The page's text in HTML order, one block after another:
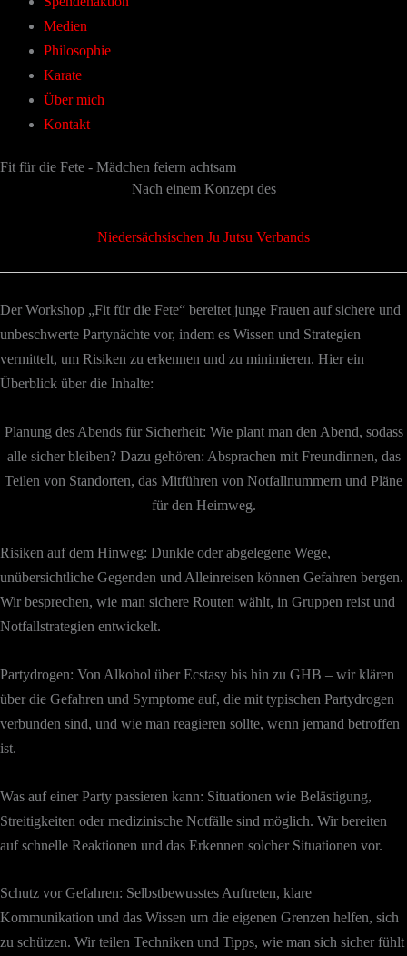
Medien
Philosophie
Karate
Über mich
Kontakt
Fit für die Fete - Mädchen feiern achtsam
Nach einem Konzept des
Niedersächsischen Ju Jutsu Verbands
Der Workshop „Fit für die Fete“ bereitet junge Frauen auf sichere und
unbeschwerte Partynächte vor, indem es Wissen und Strategien
vermittelt, um Risiken zu erkennen und zu minimieren. Hier ein
Überblick über die Inhalte:
Planung des Abends für Sicherheit: Wie plant man den Abend, sodass
alle sicher bleiben? Dazu gehören: Absprachen mit Freundinnen, das
Teilen von Standorten, das Mitführen von Notfallnummern und Pläne
für den Heimweg.
Risiken auf dem Hinweg: Dunkle oder abgelegene Wege,
unübersichtliche Gegenden und Alleinreisen können Gefahren bergen.
Wir besprechen, wie man sichere Routen wählt, in Gruppen reist und
Notfallstrategien entwickelt.
Partydrogen: Von Alkohol über Ecstasy bis hin zu GHB – wir klären
über die Gefahren und Symptome auf, die mit typischen Partydrogen
verbunden sind, und wie man reagieren sollte, wenn jemand betroffen
ist.
Was auf einer Party passieren kann: Situationen wie Belästigung,
Streitigkeiten oder medizinische Notfälle sind möglich. Wir bereiten
auf schnelle Reaktionen und das Erkennen solcher Situationen vor.
Schutz vor Gefahren: Selbstbewusstes Auftreten, klare
Kommunikation und das Wissen um die eigenen Grenzen helfen, sich
zu schützen. Wir teilen Techniken und Tipps, wie man sich sicher fühlt